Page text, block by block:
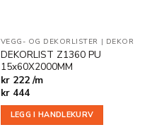
VEGG- OG DEKORLISTER | DEKOR
DEKORLIST Z1360 PU
15x60X2000MM
kr 222 /m
kr444
LEGG I HANDLEKURV